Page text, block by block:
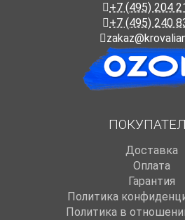
+7 (495) 204
+7 (495) 240
Доставка
Оплата
Гарантия
Политика
Политика в